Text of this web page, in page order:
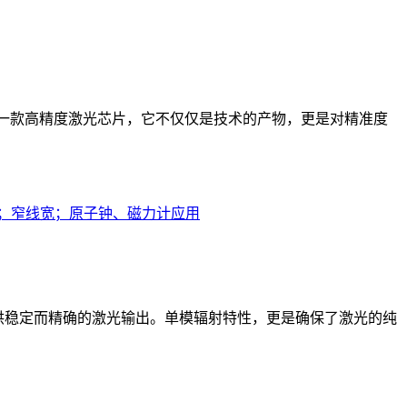
高精度激光芯片，它不仅仅是技术的产物，更是对精准度
窄线宽；原子钟、磁力计应用
定而精确的激光输出。单模辐射特性，更是确保了激光的纯